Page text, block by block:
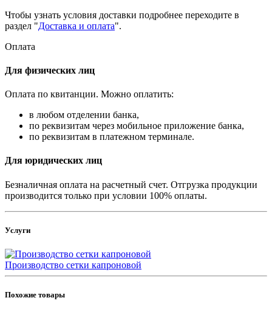
Чтобы узнать условия доставки подробнее переходите в
раздел "Доставка и оплата".
Оплата
Для физических лиц
Оплата по квитанции. Можно оплатить:
в любом отделении банка,
по реквизитам через мобильное приложение банка,
по реквизитам в платежном терминале.
Для юридических лиц
Безналичная оплата на расчетный счет. Отгрузка продукции
производится только при условии 100% оплаты.
Услуги
Производство сетки капроновой
Похожие товары